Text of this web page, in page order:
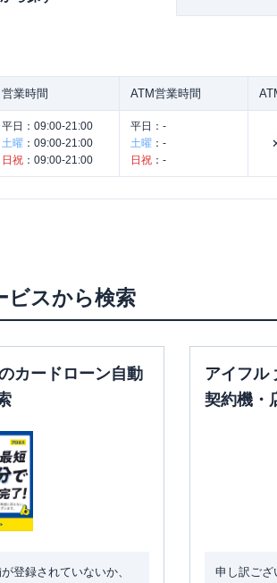
営業時間 ATM営業時間
平日： 09:00-21:00
土曜 ： 09:00-21:00
日祝 ： 09:00-21:00
平日： -
土曜 ： -
日祝 ： -
ビスから検索
カードローン自動
登録されていないか、
アイフル
契約機・
申し訳ござ